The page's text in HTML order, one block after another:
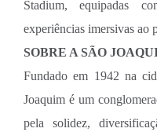
Stadium, equipadas
experiências imersivas ao
SOBRE A SÃO
Fundado em 1942 na
Joaquim é um
pela solidez,